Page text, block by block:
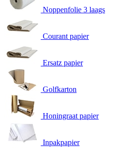
Noppenfolie 3 laags
Courant papier
Ersatz papier
Golfkarton
Honingraat papier
Inpakpapier